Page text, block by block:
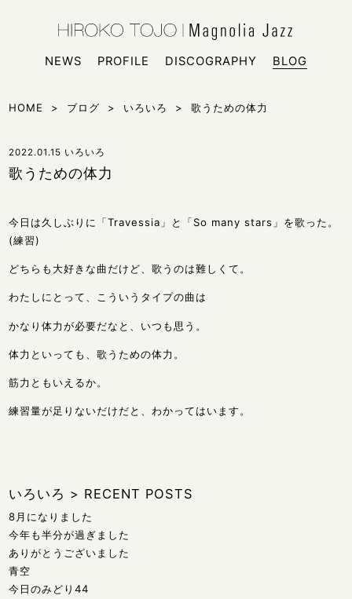
NEWS
PROFILE DISCOGRAPHY BLOG
HOME > ブログ > いろいろ > 歌うための体力
2022.01.15 いろいろ
歌うための体力
今日は久しぶりに「Travessia」と「So many stars」を歌った。
(練習)
どちらも大好きな曲だけど、歌うのは難しくて。
わたしにとって、こういうタイプの曲は
かなり体力が必要だなと、いつも思う。
体力といっても、歌うための体力。
筋力ともいえるか。
練習量が足りないだけだと、わかってはいます。
いろいろ > RECENT POSTS
8月になりました
今年も半分が過ぎました
ありがとうございました
青空
今日のみどり44